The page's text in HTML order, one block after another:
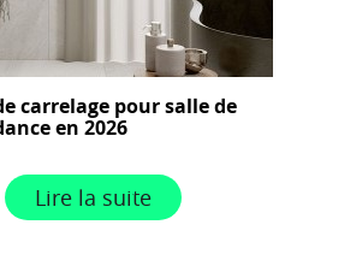
carrelage pour salle de
en 2026
Lire la suite